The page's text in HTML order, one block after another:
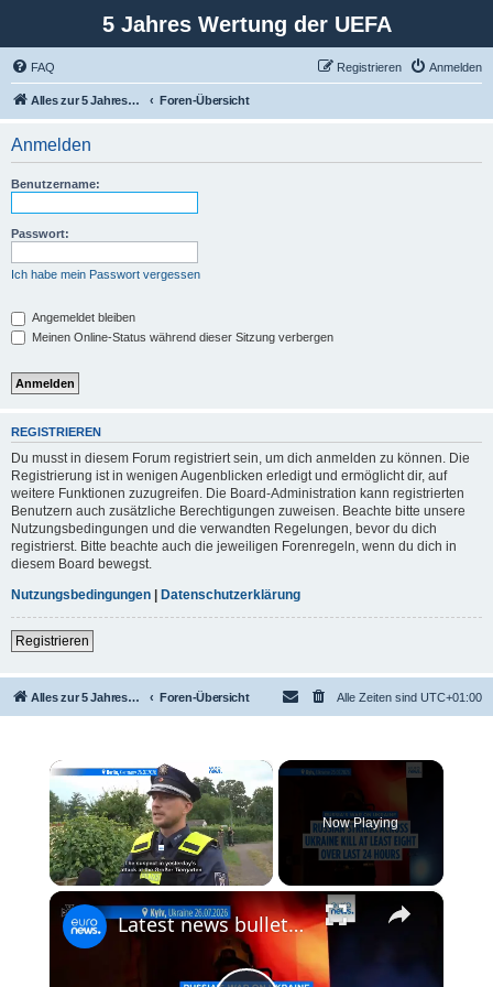
5 Jahres Wertung der UEFA
FAQ Anmelden
Registrieren
Alles zur 5 Jahreswertung / Tabelle der UEFA mit vielen Statistiken. Foren-Übersicht
Anmelden
Benutzername:
Passwort:
Ich habe mein Passwort vergessen
Angemeldet bleiben
Meinen Online-Status während dieser Sitzung verbergen
REGISTRIEREN
Du musst in diesem Forum registriert sein, um dich anmelden zu können. Die
Registrierung ist in wenigen Augenblicken erledigt und ermöglicht dir, auf
weitere Funktionen zuzugreifen. Die Board-Administration kann registrierten
Benutzern auch zusätzliche Berechtigungen zuweisen. Beachte bitte unsere
Nutzungsbedingungen und die verwandten Regelungen, bevor du dich
registrierst. Bitte beachte auch die jeweiligen Forenregeln, wenn du dich in
diesem Board bewegst.
Nutzungsbedingungen | Datenschutzerklärung
Registrieren
Alles zur 5 Jahreswertung / Tabelle der UEFA mit vielen Statistiken. Foren-Übersicht Alle Zeiten sind UTC+01:00
×
Now Playing
×
Latest news bulletin | July 27th, 2026 – Morning